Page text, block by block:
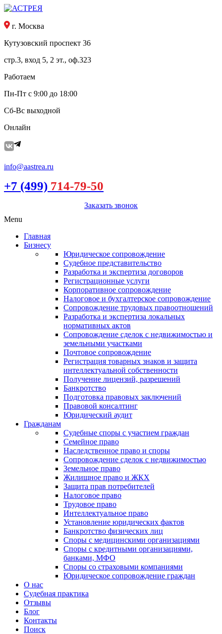
г. Москва
Кутузовский проспект 36
стр.3, вход 5, 2 эт., оф.323
Работаем
Пн-Пт с 9:00 до 18:00
Сб-Вс выходной
Онлайн
info@aastrea.ru
+7 (499) 714-79-50
Заказать звонок
Menu
Главная
Бизнесу
Юридическое сопровождение
Судебное представительство
Разработка и экспертиза договоров
Регистрационные услуги
Корпоративное сопровождение
Налоговое и бухгалтерское сопровождение
Сопровождение трудовых правоотношений
Разработка и экспертиза локальных
нормативных актов
Сопровождение сделок с недвижимостью и
земельными участками
Почтовое сопровождение
Регистрация товарных знаков и защита
интеллектуальной собственности
Получение лицензий, разрешений
Банкротство
Подготовка правовых заключений
Правовой консалтинг
Юридический аудит
Гражданам
Судебные споры с участием граждан
Семейное право
Наследственное право и споры
Сопровождение сделок с недвижимостью
Земельное право
Жилищное право и ЖКХ
Защита прав потребителей
Налоговое право
Трудовое право
Интеллектуальное право
Установление юридических фактов
Банкротство физических лиц
Споры с медицинскими организациями
Споры с кредитными организациями,
банками, МФО
Споры со страховыми компаниями
Юридическое сопровождение граждан
О нас
Судебная практика
Отзывы
Блог
Контакты
Поиск